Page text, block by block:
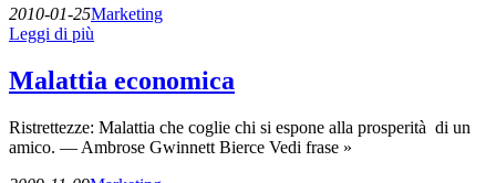
2010-01-25Marketing
Leggi di più
Malattia economica
Ristrettezze: Malattia che coglie chi si espone alla prosperità di un
amico. — Ambrose Gwinnett Bierce Vedi frase »